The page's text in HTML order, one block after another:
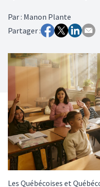
Par: Manon Plante
Partager :
Les Québécoises et